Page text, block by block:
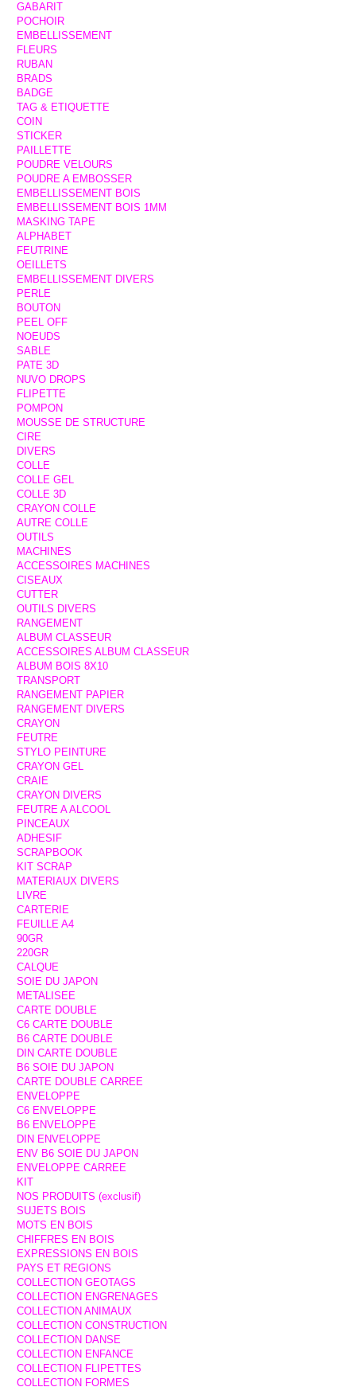
GABARIT
POCHOIR
EMBELLISSEMENT
FLEURS
RUBAN
BRADS
BADGE
TAG & ETIQUETTE
COIN
STICKER
PAILLETTE
POUDRE VELOURS
POUDRE A EMBOSSER
EMBELLISSEMENT BOIS
EMBELLISSEMENT BOIS 1MM
MASKING TAPE
ALPHABET
FEUTRINE
OEILLETS
EMBELLISSEMENT DIVERS
PERLE
BOUTON
PEEL OFF
NOEUDS
SABLE
PATE 3D
NUVO DROPS
FLIPETTE
POMPON
MOUSSE DE STRUCTURE
CIRE
DIVERS
COLLE
COLLE GEL
COLLE 3D
CRAYON COLLE
AUTRE COLLE
OUTILS
MACHINES
ACCESSOIRES MACHINES
CISEAUX
CUTTER
OUTILS DIVERS
RANGEMENT
ALBUM CLASSEUR
ACCESSOIRES ALBUM CLASSEUR
ALBUM BOIS 8X10
TRANSPORT
RANGEMENT PAPIER
RANGEMENT DIVERS
CRAYON
FEUTRE
STYLO PEINTURE
CRAYON GEL
CRAIE
CRAYON DIVERS
FEUTRE A ALCOOL
PINCEAUX
ADHESIF
SCRAPBOOK
KIT SCRAP
MATERIAUX DIVERS
LIVRE
CARTERIE
FEUILLE A4
90GR
220GR
CALQUE
SOIE DU JAPON
METALISEE
CARTE DOUBLE
C6 CARTE DOUBLE
B6 CARTE DOUBLE
DIN CARTE DOUBLE
B6 SOIE DU JAPON
CARTE DOUBLE CARREE
ENVELOPPE
C6 ENVELOPPE
B6 ENVELOPPE
DIN ENVELOPPE
ENV B6 SOIE DU JAPON
ENVELOPPE CARREE
KIT
NOS PRODUITS (exclusif)
SUJETS BOIS
MOTS EN BOIS
CHIFFRES EN BOIS
EXPRESSIONS EN BOIS
PAYS ET REGIONS
COLLECTION GEOTAGS
COLLECTION ENGRENAGES
COLLECTION ANIMAUX
COLLECTION CONSTRUCTION
COLLECTION DANSE
COLLECTION ENFANCE
COLLECTION FLIPETTES
COLLECTION FORMES